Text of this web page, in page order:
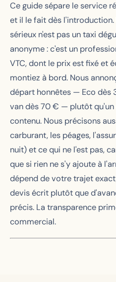
Ce guide sépare le service
et il le fait dès
sérieux n'est pas un taxi
anonyme : c'est un
VTC, dont le prix est fixé et
montiez à bord. Nous
départ honnêtes — Eco dès
van dès 70 € — plutôt qu'un
contenu. Nous précisons
carburant, les péages,
nuit) et ce qui ne l'est pas,
que si rien ne s'y ajoute à
dépend de votre trajet
devis écrit plutôt que
précis. La transparence
commercial.